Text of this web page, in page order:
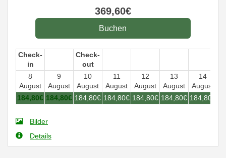
369,60€
Check-
in
Check-
out
8
August
9
August
10
August
11
August
12
August
13
August
14
August
184,80€ 184,80€ 184 ,80€ 184 ,80€ 184 ,80€ 184 ,80€ 184 ,80
Bilder
Details